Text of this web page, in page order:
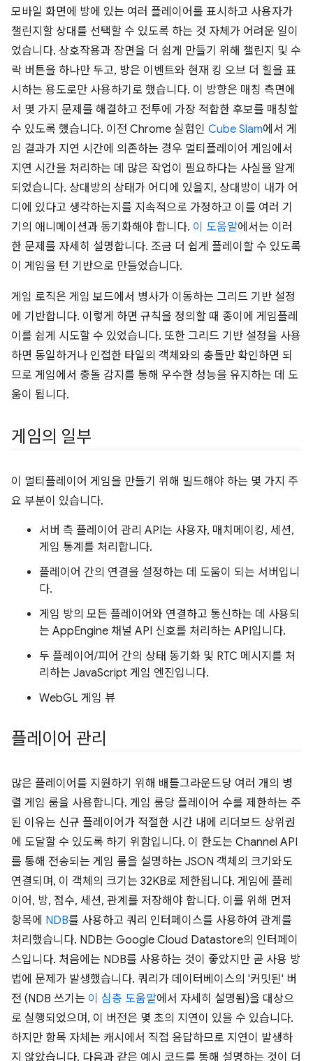
모바일 화면에 방에 있는 여러 플레이어를 표시하고 사용자가
챌린지할 상대를 선택할 수 있도록 하는 것 자체가 어려운 일이
었습니다. 상호작용과 장면을 더 쉽게 만들기 위해 챌린지 및 수
락 버튼을 하나만 두고, 방은 이벤트와 현재 킹 오브 더 힐을 표
시하는 용도로만 사용하기로 했습니다. 이 방향은 매칭 측면에
서 몇 가지 문제를 해결하고 전투에 가장 적합한 후보를 매칭할
수 있도록 했습니다. 이전 Chrome 실험인 Cube Slam에서 게
임 결과가 지연 시간에 의존하는 경우 멀티플레이어 게임에서
지연 시간을 처리하는 데 많은 작업이 필요하다는 사실을 알게
되었습니다. 상대방의 상태가 어디에 있을지, 상대방이 내가 어
디에 있다고 생각하는지를 지속적으로 가정하고 이를 여러 기
기의 애니메이션과 동기화해야 합니다. 이 도움말에서는 이러
한 문제를 자세히 설명합니다. 조금 더 쉽게 플레이할 수 있도록
이 게임을 턴 기반으로 만들었습니다.
게임 로직은 게임 보드에서 병사가 이동하는 그리드 기반 설정
에 기반합니다. 이렇게 하면 규칙을 정의할 때 종이에 게임플레
이를 쉽게 시도할 수 있었습니다. 또한 그리드 기반 설정을 사용
하면 동일하거나 인접한 타일의 객체와의 충돌만 확인하면 되
므로 게임에서 충돌 감지를 통해 우수한 성능을 유지하는 데 도
움이 됩니다.
게임의 일부
이 멀티플레이어 게임을 만들기 위해 빌드해야 하는 몇 가지 주
요 부분이 있습니다.
서버 측 플레이어 관리 API는 사용자, 매치메이킹, 세션,
게임 통계를 처리합니다.
플레이어 간의 연결을 설정하는 데 도움이 되는 서버입니
다.
게임 방의 모든 플레이어와 연결하고 통신하는 데 사용되
는 AppEngine 채널 API 신호를 처리하는 API입니다.
두 플레이어/피어 간의 상태 동기화 및 RTC 메시지를 처
리하는 JavaScript 게임 엔진입니다.
WebGL 게임 뷰
플레이어 관리
많은 플레이어를 지원하기 위해 배틀그라운드당 여러 개의 병
렬 게임 룸을 사용합니다. 게임 룸당 플레이어 수를 제한하는 주
된 이유는 신규 플레이어가 적절한 시간 내에 리더보드 상위권
에 도달할 수 있도록 하기 위함입니다. 이 한도는 Channel API
를 통해 전송되는 게임 룸을 설명하는 JSON 객체의 크기와도
연결되며, 이 객체의 크기는 32KB로 제한됩니다. 게임에 플레
이어, 방, 점수, 세션, 관계를 저장해야 합니다. 이를 위해 먼저
항목에 NDB를 사용하고 쿼리 인터페이스를 사용하여 관계를
처리했습니다. NDB는 Google Cloud Datastore의 인터페이
스입니다. 처음에는 NDB를 사용하는 것이 좋았지만 곧 사용 방
법에 문제가 발생했습니다. 쿼리가 데이터베이스의 '커밋된' 버
전 (NDB 쓰기는 이 심층 도움말에서 자세히 설명됨)을 대상으
로 실행되었으며, 이 버전은 몇 초의 지연이 있을 수 있습니다.
하지만 항목 자체는 캐시에서 직접 응답하므로 지연이 발생하
지 않았습니다. 다음과 같은 예시 코드를 통해 설명하는 것이 더